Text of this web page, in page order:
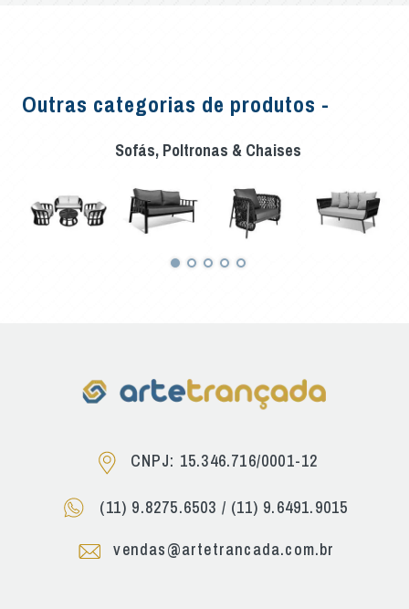
Outras categorias de produtos -
Sofás, Poltronas & Chaises
CNPJ: 15.346.716/0001-12
(11) 9.8275.6503 / (11) 9.6491.9015
vendas@artetrancada.com.br